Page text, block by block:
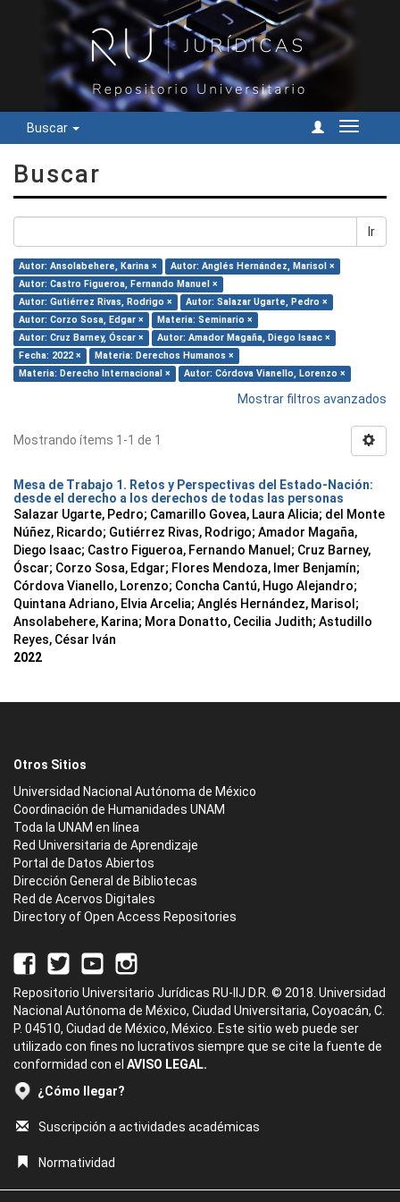
Buscar
Cambiar
Buscar
Ir
Autor: Ansolabehere, Karina ×
Autor: Anglés Hernández, Marisol ×
Autor: Castro Figueroa, Fernando Manuel ×
Autor: Gutiérrez Rivas, Rodrigo ×
Autor: Salazar Ugarte, Pedro ×
Autor: Corzo Sosa, Edgar ×
Materia: Seminario ×
Autor: Cruz Barney, Óscar ×
Autor: Amador Magaña, Diego Isaac ×
Fecha: 2022 ×
Materia: Derechos Humanos ×
Materia: Derecho Internacional ×
Autor: Córdova Vianello, Lorenzo ×
Mostrar filtros avanzados
Mostrando ítems 1-1 de 1
Mesa de Trabajo 1. Retos y Perspectivas del Estado-Nación:
desde el derecho a los derechos de todas las personas
Salazar Ugarte, Pedro; Camarillo Govea, Laura Alicia; del Monte
Núñez, Ricardo; Gutiérrez Rivas, Rodrigo; Amador Magaña,
Diego Isaac; Castro Figueroa, Fernando Manuel ; Cruz Barney,
Óscar; Corzo Sosa, Edgar; Flores Mendoza, Imer Benjamín;
Córdova Vianello, Lorenzo; Concha Cantú, Hugo Alejandro;
Quintana Adriano, Elvia Arcelia; Anglés Hernández, Marisol ;
Ansolabehere, Karina; Mora Donatto, Cecilia Judith; Astudillo
Reyes, César Iván
2022
Otros Sitios
Universidad Nacional Autónoma de México
Coordinación de Humanidades UNAM
Toda la UNAM en línea
Red Universitaria de Aprendizaje
Portal de Datos Abiertos
Dirección General de Bibliotecas
Red de Acervos Digitales
Directory of Open Access Repositories
Repositorio Universitario Jurídicas RU-IIJ D.R. © 2018. Universidad
Nacional Autónoma de México, Ciudad Universitaria, Coyoacán, C.
P. 04510, Ciudad de México, México. Este sitio web puede ser
utilizado con fines no lucrativos siempre que se cite la fuente de
conformidad con el AVISO LEGAL.
¿Cómo llegar?
Suscripción a actividades académicas
Normatividad